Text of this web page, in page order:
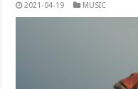
2021-04-19 MUSIC